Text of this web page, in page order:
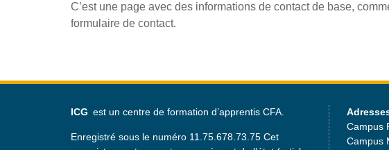
C’est une page avec des informations de contact de base,
formulaire de contact.
ICG est un centre de formation d’apprentis CFA.
Enregistré sous le numéro 11.75.678.73.75 Cet
Campus
Campus